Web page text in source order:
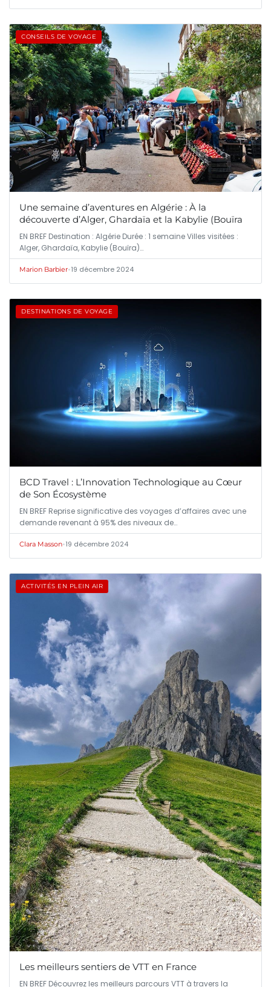
CONSEILS DE VOYAGE
Une semaine d’aventures en Algérie : À la
découverte d’Alger, Ghardaïa et la Kabylie (Bouïra
EN BREF Destination : Algérie Durée : 1 semaine Villes visitées :
Alger, Ghardaïa, Kabylie (Bouïra)…
Marion Barbier•19 décembre 2024
DESTINATIONS DE VOYAGE
BCD Travel : L’Innovation Technologique au Cœur
de Son Écosystème
EN BREF Reprise significative des voyages d’affaires avec une
demande revenant à 95% des niveaux de…
Clara Masson•19 décembre 2024
ACTIVITÉS EN PLEIN AIR
Les meilleurs sentiers de VTT en France
EN BREF Découvrez les meilleurs parcours VTT à travers la